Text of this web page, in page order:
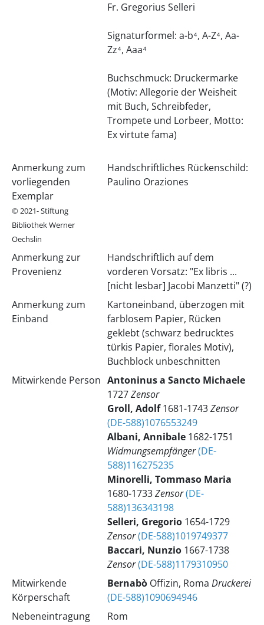
Fr. Gregorius Selleri
Signaturformel: a-b⁴, A-Z⁴, Aa-
Zz⁴, Aaa⁴
Buchschmuck: Druckermarke
(Motiv: Allegorie der Weisheit
mit Buch, Schreibfeder,
Trompete und Lorbeer, Motto:
Ex virtute fama)
Anmerkung zum
vorliegenden
Exemplar
© 2021- Stiftung
Bibliothek Werner
Oechslin
Handschriftliches Rückenschild:
Paulino Oraziones
Anmerkung zur
Provenienz
Handschriftlich auf dem
vorderen Vorsatz: "Ex libris ...
[nicht lesbar] Jacobi Manzetti" (?)
Anmerkung zum
Einband
Kartoneinband, überzogen mit
farblosem Papier, Rücken
geklebt (schwarz bedrucktes
türkis Papier, florales Motiv),
Buchblock unbeschnitten
Mitwirkende Person Antoninusa Sancto Michaele
1727Zensor
Groll, Adolf1681-1743Zensor
(DE-588)1076553249
Albani, Annibale 1682-1751
Widmungsempfänger(DE-
588)116275235
Minorelli, Tommaso Maria
1680-1733Zensor(DE-
588)136343198
Selleri, Gregorio 1654-1729
Zensor(DE-588)1019749377
Baccari, Nunzio 1667-1738
Zensor(DE-588)1179310950
Mitwirkende
Körperschaft
Bernabò Offizin, Roma Druckerei
(DE-588)1090694946
Nebeneintragung
Rom